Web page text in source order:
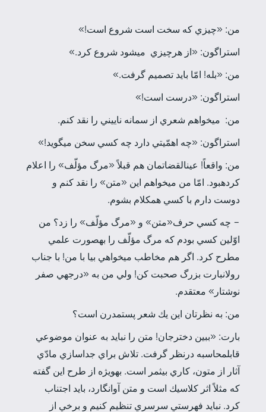
من: «چيزي كه سخت است شروع است!»
استراگون: «از هرچيزي مي­شود شروع كرد.»
من: «بله! امّا بايد تصميم گرفت.»
استراگون: «درست است!»
من: مي­خواهم شعري از سمانه ناييني را نقد كنم.
استراگون: «چه اهمّيتي دارد چه كسي سخن مي­گويد!»
من: واقعاً! عين­القضاتمان هم قبلاً «مرگ مؤلّف» را اعلام
كرده­بود. امّا من مي­خواهم اين «متن» را نقد كنم و
دوست دارم با كسي همكلام بشوم.
– چه كسي حرف«متن» و «مرگ مؤلّف» را زد؟ من
اوّلين كسي بودم كه مرگ مؤلّف را به­صورت علمي
مطرح كرد. اگر هم مخاطب مي­خواهي بيا با من! با جناب
رولان­بارت بزرگ صحبت كن! ولي من به «درجه­ي صفر
نوشتار» معتقدم.
من: به نظرتان اين يك شعر پست­مدرن است؟
بارت: «ببين دخترجان! متن را نبايد به عنوان موضوعي
قابل­محاسبه درنظر گرفت. تلاش براي جداسازي مادّي
آثار از متون، كاري بي­ثمر است. به­ويژه از طرح اين گفته
كه مثلاً اثر كلاسيك است و متن آوانگارد، بايد اجتناب
كرد. نبايد فهرستي سرسري تنظيم كنيم و برخي از